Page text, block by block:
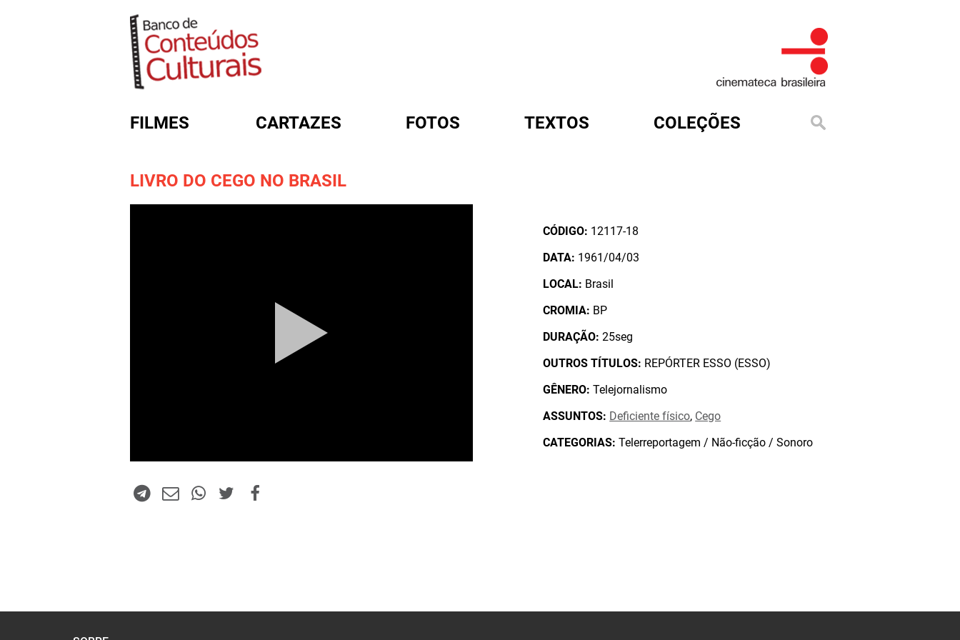
FILMES CARTAZES FOTOS TEXTOS COLEÇÕES
LIVRO DO CEGO NO BRASIL
CÓDIGO: 12117-18
DATA: 1961/04/03
LOCAL: Brasil
CROMIA: BP
DURAÇÃO: 25seg
OUTROS TÍTULOS: REPÓRTER ESSO (ESSO)
GÊNERO: Telejornalismo
ASSUNTOS: Deficiente físico, Cego
CATEGORIAS: Telerreportagem / Não-ficção / Sonoro